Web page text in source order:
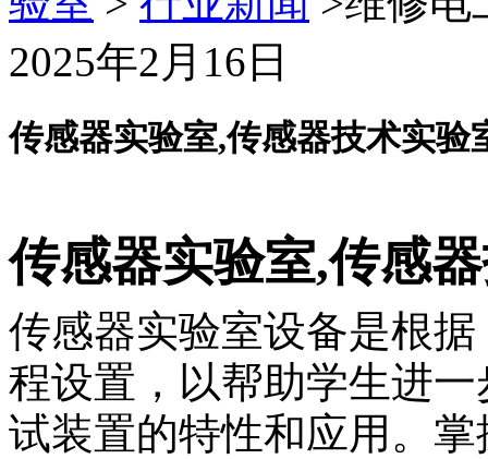
2025年2月16日
传感器实验室,传感器技术实
传感器实验室,传感
传感器实验室设备是根
程设置，以帮助学生进
试装置的特性和应用。